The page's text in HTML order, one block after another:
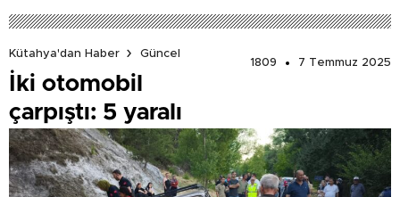
Kütahya'dan Haber
Güncel
1809
7 Temmuz 2025
İki otomobil
çarpıştı: 5 yaralı